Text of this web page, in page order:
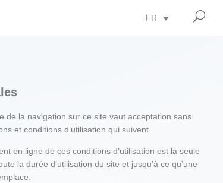
FR U
de la navigation sur ce site vaut acceptation sans
et conditions d’utilisation qui suivent.
en ligne de ces conditions d’utilisation est la seule
la durée d’utilisation du site et jusqu’à ce qu’une